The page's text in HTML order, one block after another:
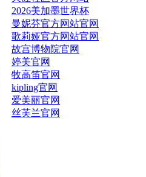
2026美加墨世界杯
曼妮芬官方网站官网
歌莉娅官方网站官网
故宫博物院官网
婷美官网
牧高笛官网
kipling官网
爱美丽官网
丝芙兰官网